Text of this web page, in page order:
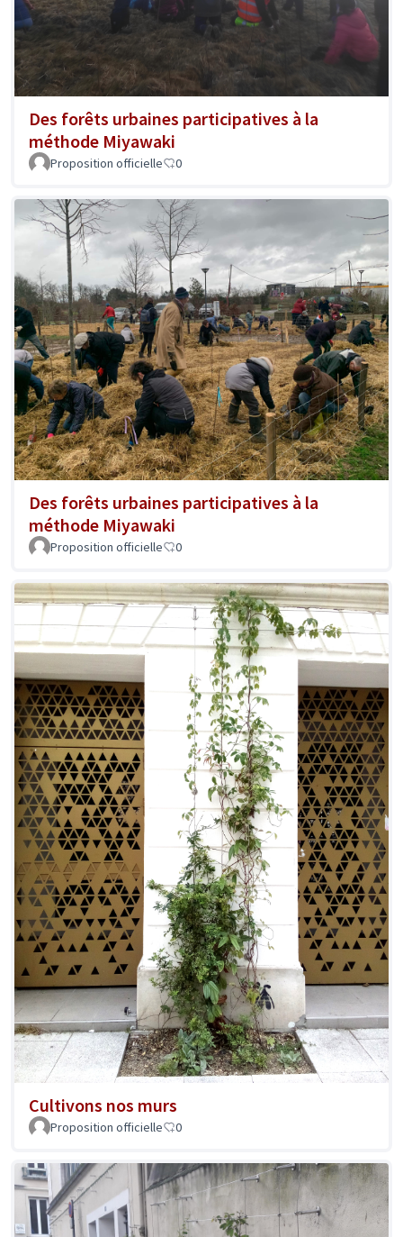
Des forêts urbaines participatives à la
méthode Miyawaki
Proposition officielle 0
Des forêts urbaines participatives à la
méthode Miyawaki
Proposition officielle 0
Cultivons nos murs
Proposition officielle 0